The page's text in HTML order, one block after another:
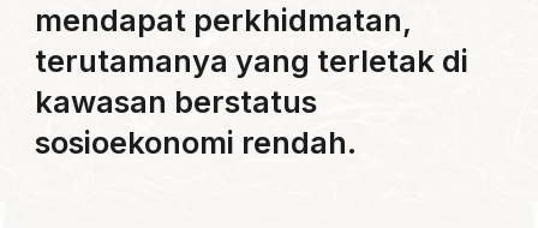
mendapat perkhidmatan,
terutamanya yang terletak di
kawasan berstatus
sosioekonomi rendah.